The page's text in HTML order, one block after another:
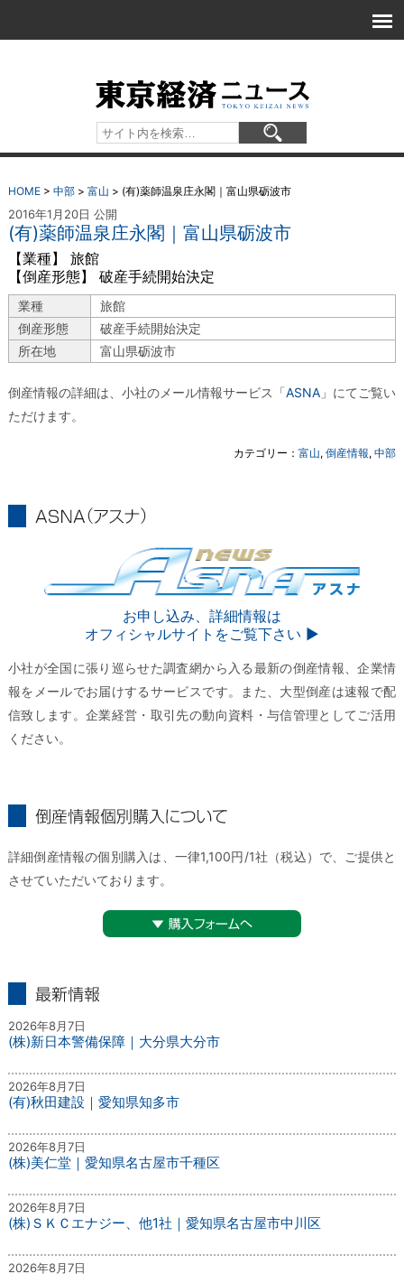
HOME> 中部> 富山 > (有)薬師温泉庄永閣｜富山県砺波市
2016年1月20日 公開
(有)薬師温泉庄永閣｜富山県砺波市
【業種】 旅館
【倒産形態】 破産手続開始決定
業種
旅館
倒産形態
破産手続開始決定
所在地
富山県砺波市
倒産情報の詳細は、小社のメール情報サービス「ASNA 」にてご覧い
ただけます。
カテゴリー：富山,倒産情報,中部
お申し込み、詳細情報は
オフィシャルサイトをご覧下さい ▶︎
小社が全国に張り巡らせた調査網から入る最新の倒産情報、企業情
報をメールでお届けするサービスです。また、大型倒産は速報で配
信致します。企業経営・取引先の動向資料・与信管理としてご活用
ください。
詳細倒産情報の個別購入は、一律1,100円/1社（税込）で、ご提供と
させていただいております。
2026年8月7日
(株)新日本警備保障｜大分県大分市
2026年8月7日
(有)秋田建設｜愛知県知多市
2026年8月7日
(株)美仁堂｜愛知県名古屋市千種区
2026年8月7日
(株)ＳＫＣエナジー、他1社｜愛知県名古屋市中川区
2026年8月7日